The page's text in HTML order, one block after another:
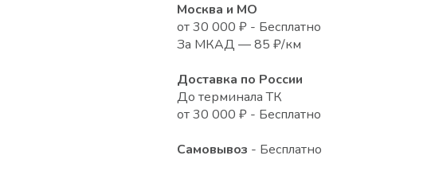
Москва и МО
от 30 000 ₽ - Бесплатно
За МКАД — 85 ₽/км
Доставка по России
До терминала ТК
от 30 000 ₽ - Бесплатно
Самовывоз - Бесплатно